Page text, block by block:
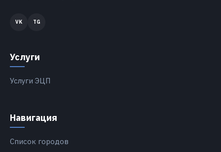
Услуги
Услуги ЭЦП
Навигация
Список городов